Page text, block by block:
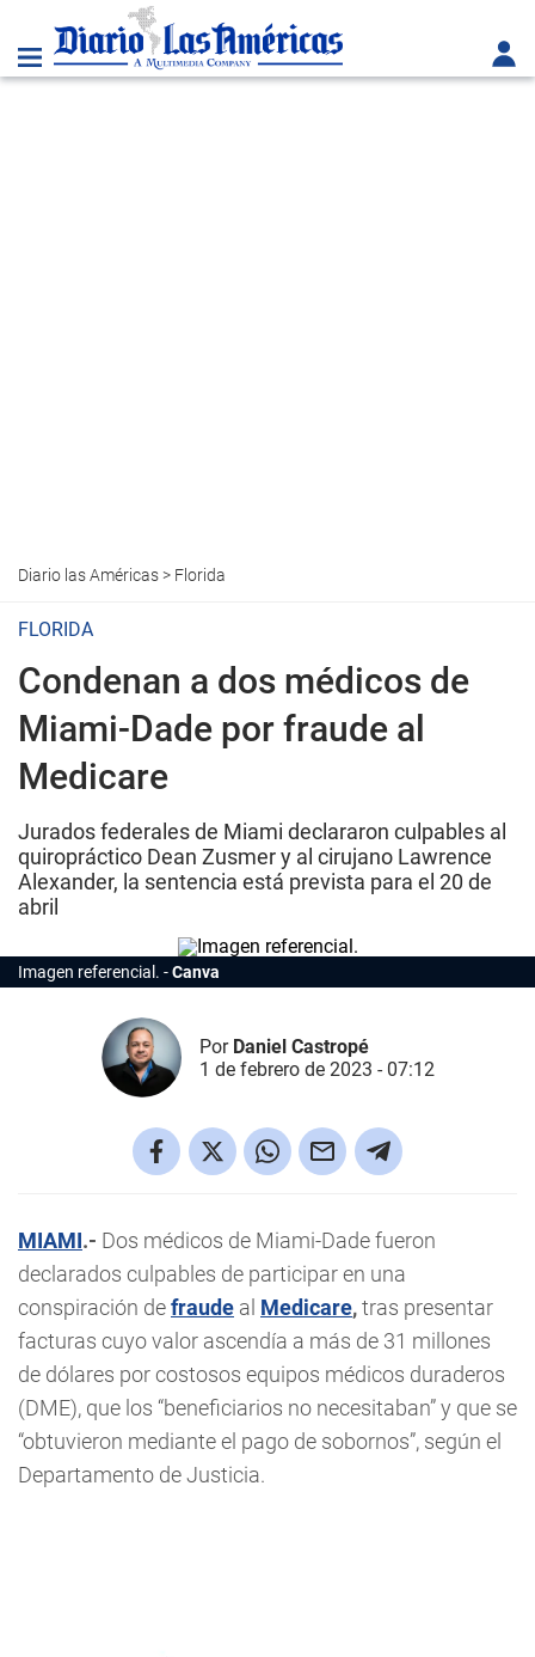
Diario las Américas> Florida
FLORIDA
Condenan a dos médicos de
Miami-Dade por fraude al
Medicare
Jurados federales de Miami declararon culpables al
quiropráctico Dean Zusmer y al cirujano Lawrence
Alexander, la sentencia está prevista para el 20 de
abril
Imagen referencial. Canva
Por Daniel Castropé
1 de febrero de 2023 - 07:12
MIAMI.- Dos médicos de Miami-Dade fueron
declarados culpables de participar en una
conspiración defraude al Medicare,tras presentar
facturas cuyo valor ascendía a más de 31 millones
de dólares por costosos equipos médicos duraderos
(DME), que los “beneficiarios no necesitaban” y que se
“obtuvieron mediante el pago de sobornos”, según el
Departamento de Justicia.